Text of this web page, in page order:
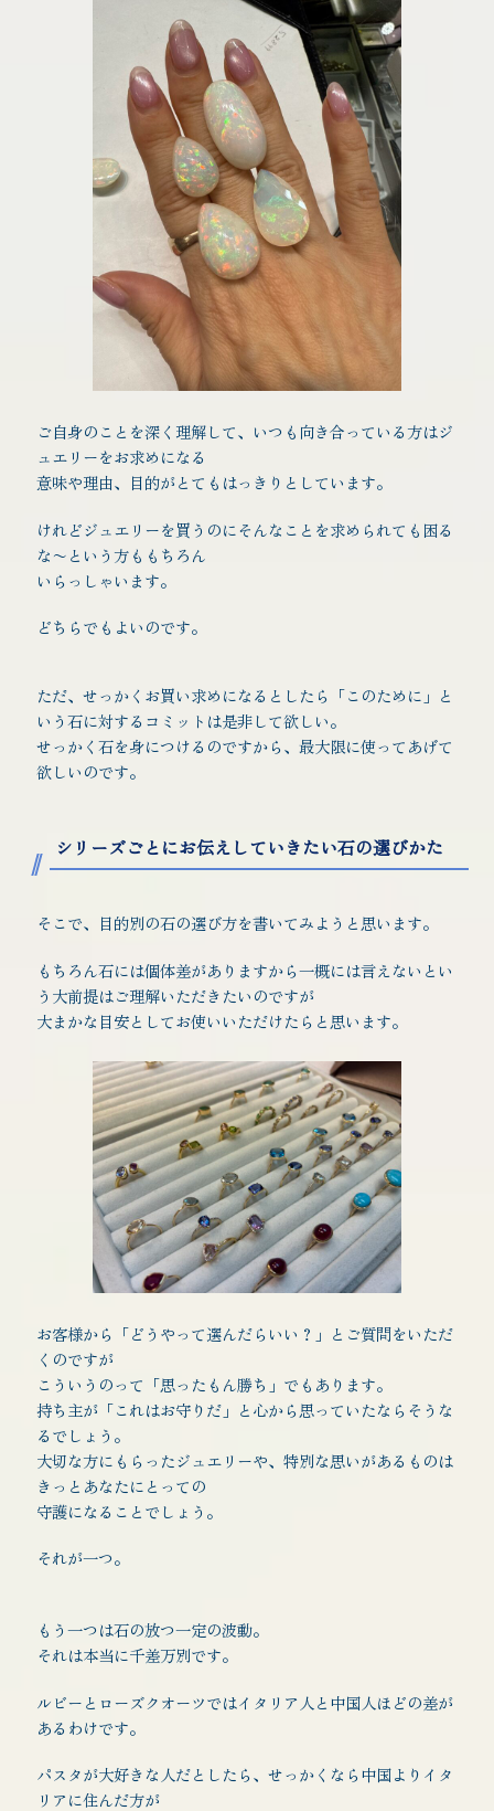
ご自身のことを深く理解して、いつも向き合っている方はジ
ュエリーをお求めになる
意味や理由、目的がとてもはっきりとしています。
けれどジュエリーを買うのにそんなことを求められても困る
な〜という方ももちろん
いらっしゃいます。
どちらでもよいのです。
ただ、せっかくお買い求めになるとしたら「このために」と
いう石に対するコミットは是非して欲しい。
せっかく石を身につけるのですから、最大限に使ってあげて
欲しいのです。
シリーズごとにお伝えしていきたい石の選びかた
そこで、目的別の石の選び方を書いてみようと思います。
もちろん石には個体差がありますから一概には言えないとい
う大前提はご理解いただきたいのですが
大まかな目安としてお使いいただけたらと思います。
お客様から「どうやって選んだらいい？」とご質問をいただ
くのですが
こういうのって「思ったもん勝ち」でもあります。
持ち主が「これはお守りだ」と心から思っていたならそうな
るでしょう。
大切な方にもらったジュエリーや、特別な思いがあるものは
きっとあなたにとっての
守護になることでしょう。
それが一つ。
もう一つは石の放つ一定の波動。
それは本当に千差万別です。
ルビーとローズクオーツではイタリア人と中国人ほどの差が
あるわけです。
パスタが大好きな人だとしたら、せっかくなら中国よりイタ
リアに住んだ方が